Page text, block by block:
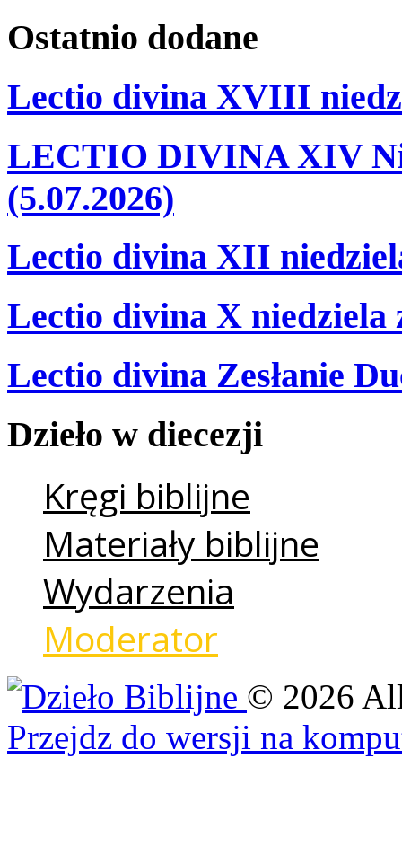
Ostatnio dodane
Lectio divina XVIII
LECTIO DIVINA XIV
(5.07.2026)
Lectio divina XII
Lectio divina X niedziela
Lectio divina Zesłanie
Dzieło w diecezji
Kręgi biblijne
Materiały biblijne
Wydarzenia
Moderator
© 2026
Przejdz do wersji na